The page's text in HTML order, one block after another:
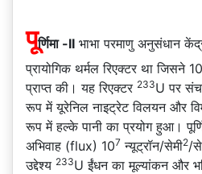
पूर्णिमा -II भाभा परमाणु अनुसंधान
प्रायोगिक थर्मल रिएक्टर था जिसने
प्राप्त की। यह रिएक्टर 233U पर
रूप में यूरेनिल नाइट्रेट विलयन और
रूप में हल्के पानी का प्रयोग हुआ।
अभिवाह (flux) 107 न्यूट्रॉन/सेमी2/
उद्देश्य 233U ईंधन का मूल्यांकन और